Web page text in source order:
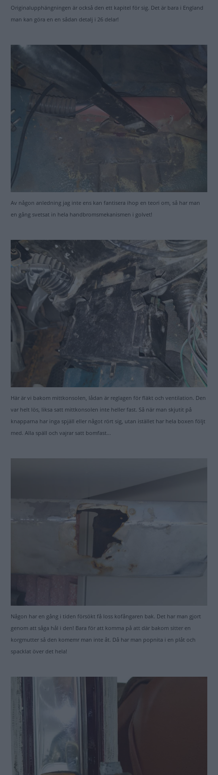
Triumph makeover - slutsummering
Originalupphängningen är också den ett kapitel för sig. Det är bara i England
man kan göra en en sådan detalj i 26 delar!
Av någon anledning jag inte ens kan fantisera ihop en teori om, så har man
en gång svetsat in hela handbromsmekanismen i golvet!
Här är vi bakom mittkonsolen, lådan är reglagen för fläkt och ventilation. Den
var helt lös, liksa satt mittkonsolen inte heller fast. Så när man skjutit på
knapparna har inga spjäll eller något rört sig, utan istället har hela boxen följt
med. Alla späll och vajrar satt bomfast...
Någon har en gång i tiden försökt få loss kofångaren bak. Det har man gjort
genom att såga hål i den! Bara för att komma på att där bakom sitter en
korgmutter så den komemr man inte åt. Då har man popnita i en plåt och
spacklat över det hela!